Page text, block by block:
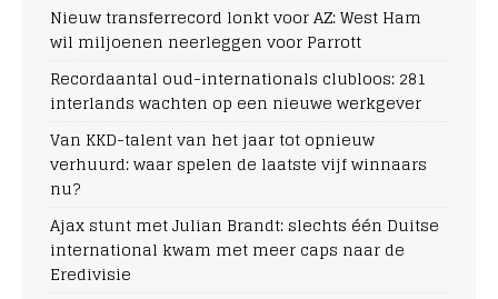
Nieuw transferrecord lonkt voor AZ: West Ham
wil miljoenen neerleggen voor Parrott
Recordaantal oud-internationals clubloos: 281
interlands wachten op een nieuwe werkgever
Van KKD-talent van het jaar tot opnieuw
verhuurd: waar spelen de laatste vijf winnaars
nu?
Ajax stunt met Julian Brandt: slechts één Duitse
international kwam met meer caps naar de
Eredivisie